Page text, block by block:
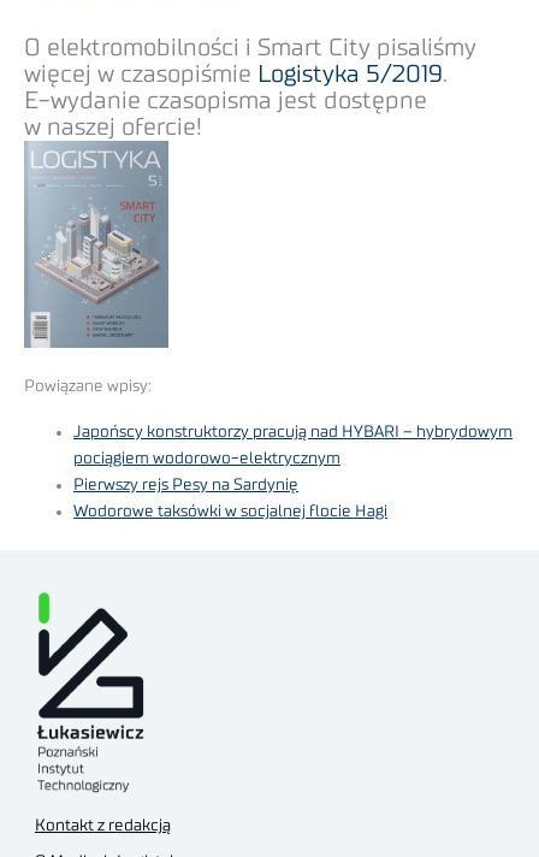
O elektromobilności i Smart City pisaliśmy
więcej w czasopiśmie Logistyka 5/2019.
E-wydanie czasopisma jest dostępne
w naszej ofercie!
Powiązane wpisy:
Japońscy konstruktorzy pracują nad HYBARI – hybrydowym
pociągiem wodorowo-elektrycznym
Pierwszy rejs Pesy na Sardynię
Wodorowe taksówki w socjalnej flocie Hagi
Kontakt z redakcją